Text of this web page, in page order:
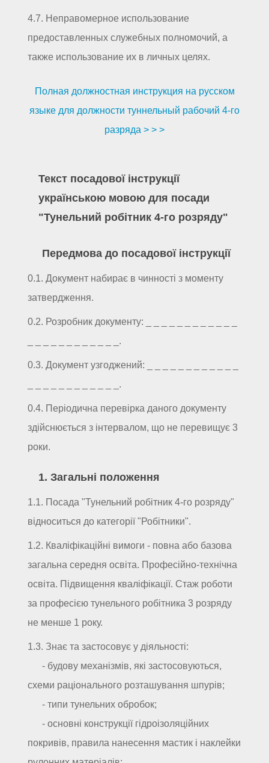
4.7. Неправомерное использование
предоставленных служебных полномочий, а
также использование их в личных целях.
Полная должностная инструкция на русском
языке для должности туннельный рабочий 4-го
разряда > > >
Текст посадової інструкції
українською мовою для посади
"Тунельний робітник 4-го розряду"
Передмова до посадової інструкції
0.1. Документ набирає в чинності з моменту
затвердження.
0.2. Розробник документу: _ _ _ _ _ _ _ _ _ _ _ _
_ _ _ _ _ _ _ _ _ _ _ _.
0.3. Документ узгоджений: _ _ _ _ _ _ _ _ _ _ _ _
_ _ _ _ _ _ _ _ _ _ _ _.
0.4. Періодична перевірка даного документу
здійснюється з інтервалом, що не перевищує 3
роки.
1. Загальні положення
1.1. Посада "Тунельний робітник 4-го розряду"
відноситься до категорії "Робітники".
1.2. Кваліфікаційні вимоги - повна або базова
загальна середня освіта. Професійно-технічна
освіта. Підвищення кваліфікації. Стаж роботи
за професією тунельного робітника 3 розряду
не менше 1 року.
1.3. Знає та застосовує у діяльності:
- будову механізмів, які застосовуються,
схеми раціонального розташування шпурів;
- типи тунельних обробок;
- основні конструкції гідроізоляційних
покривів, правила нанесення мастик і наклейки